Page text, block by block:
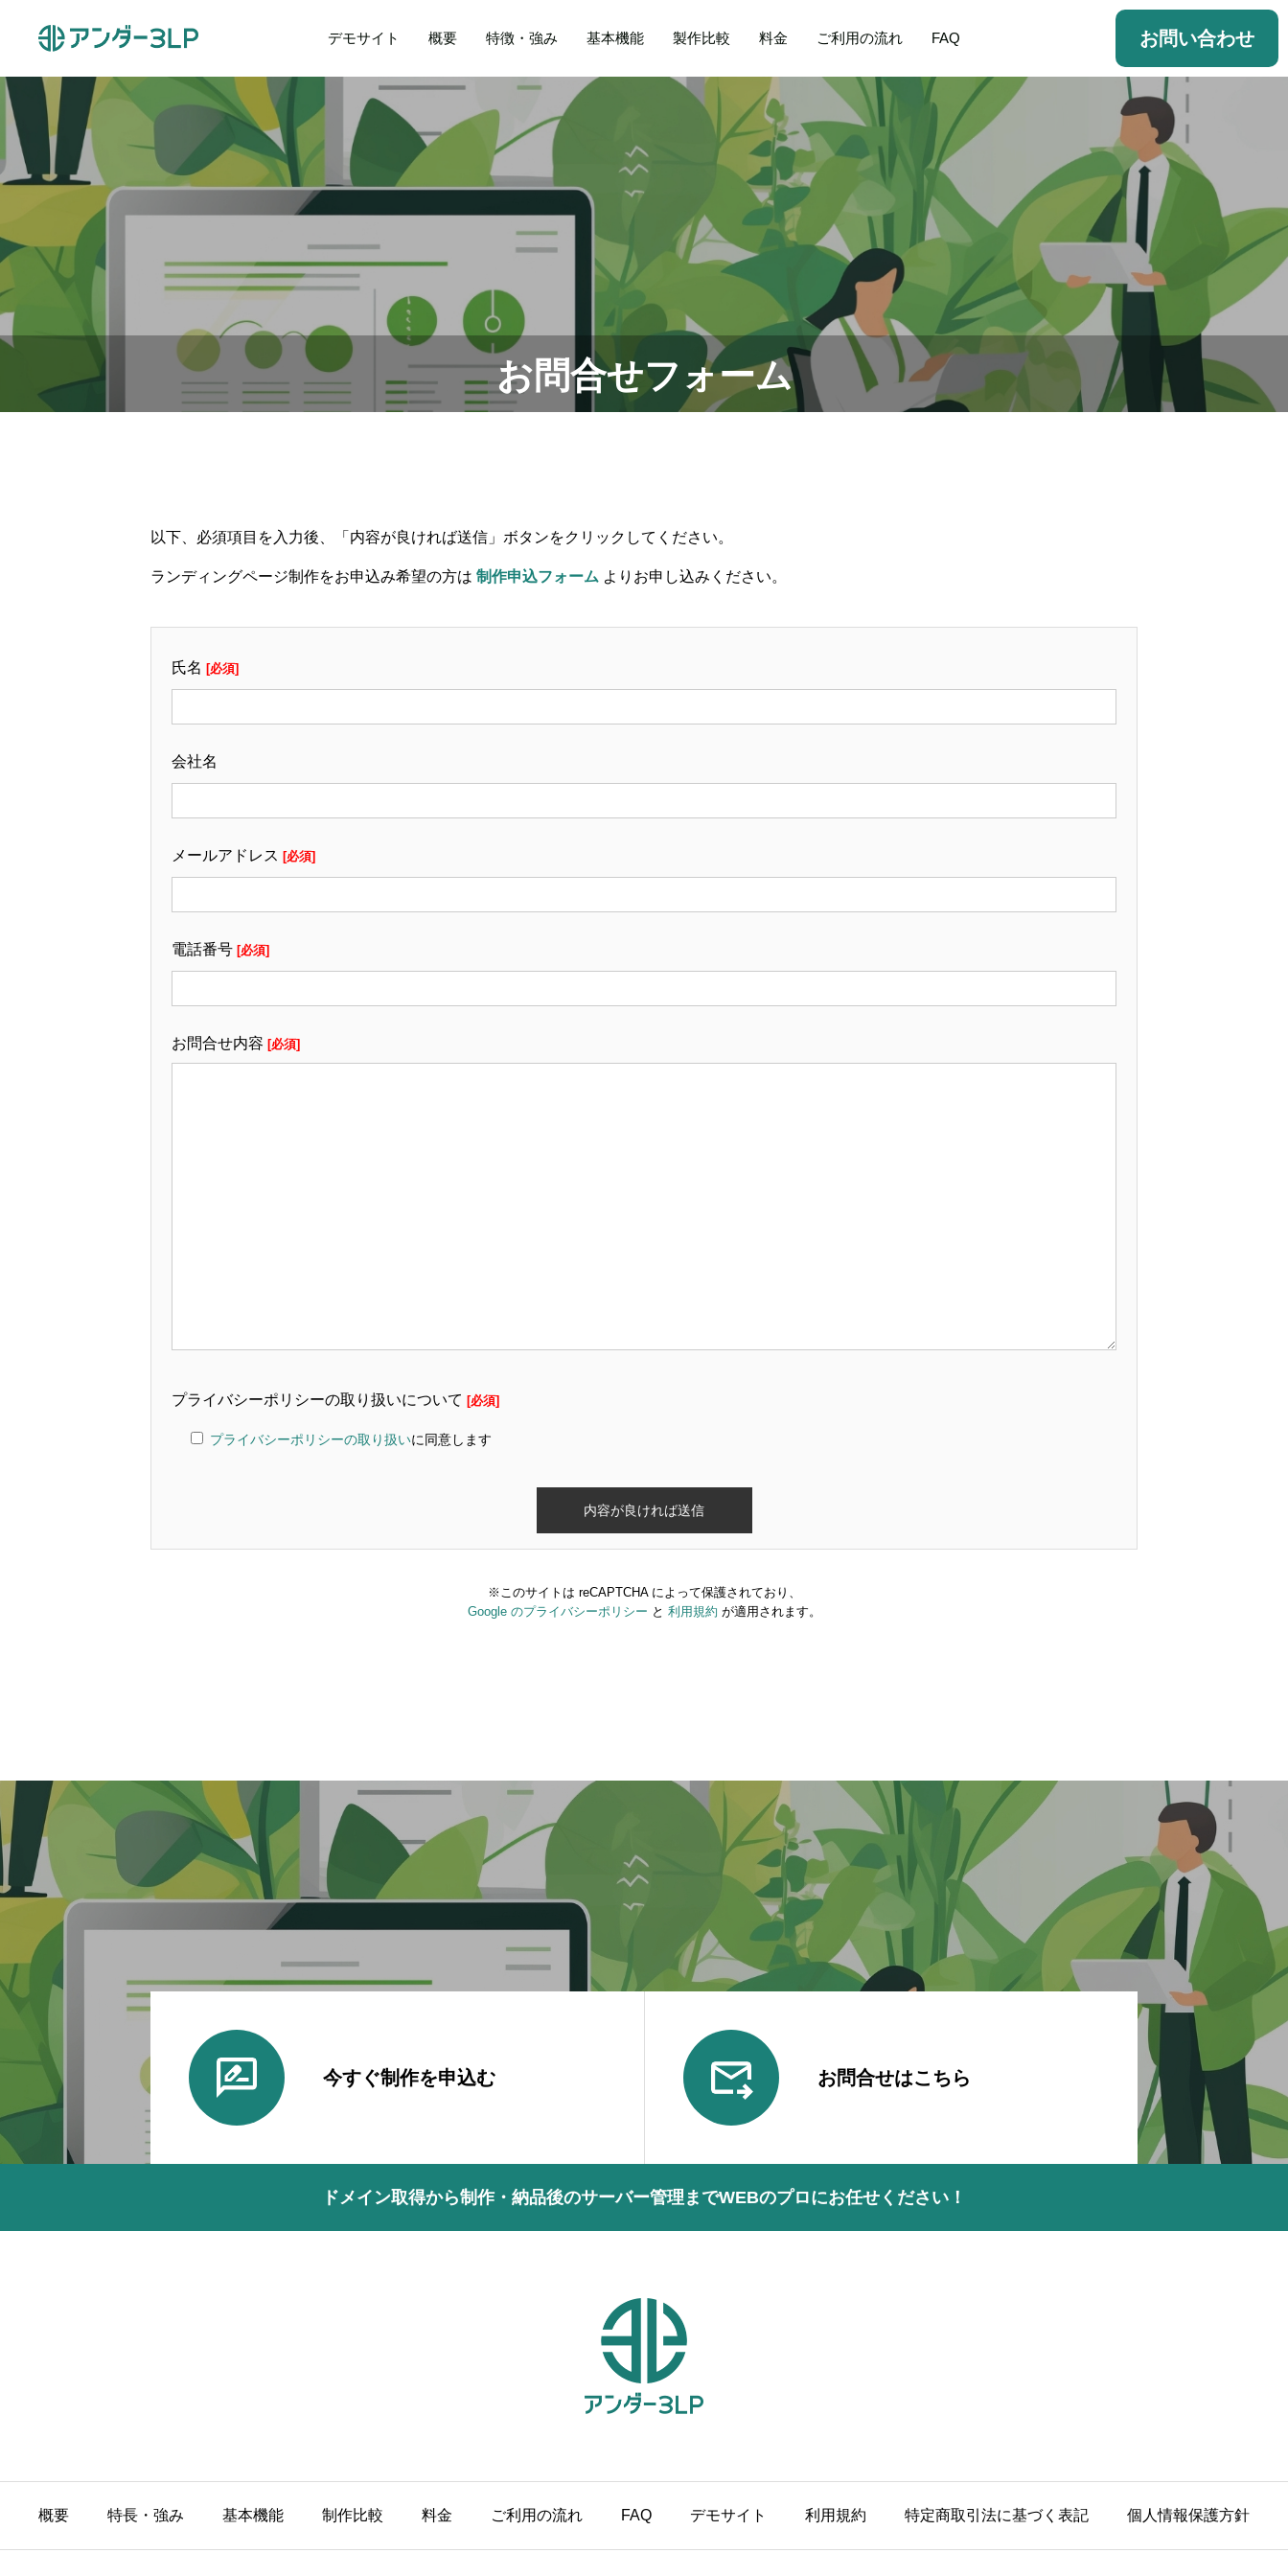
デモサイト 概要 特徴・強み 基本機能 製作比較 料金 ご利用の流れ FAQ お問い合わせ
お問合せフォーム
以下、必須項目を入力後、「内容が良ければ送信」ボタンをクリックしてください。
ランディングページ制作をお申込み希望の方は 制作申込フォーム よりお申し込みください。
氏名 [必須]
会社名
メールアドレス [必須]
電話番号 [必須]
お問合せ内容 [必須]
プライバシーポリシーの取り扱いについて [必須]
プライバシーポリシーの取り扱いに同意します
※このサイトは reCAPTCHA によって保護されており、
Google のプライバシーポリシー と 利用規約 が適用されます。
今すぐ制作を申込む お問合せはこちら
ドメイン取得から制作・納品後のサーバー管理までWEBのプロにお任せください！
概要 特長・強み 基本機能 制作比較 料金 ご利用の流れ FAQ デモサイト 利用規約 特定商取引法に基づく表記 個人情報保護方針